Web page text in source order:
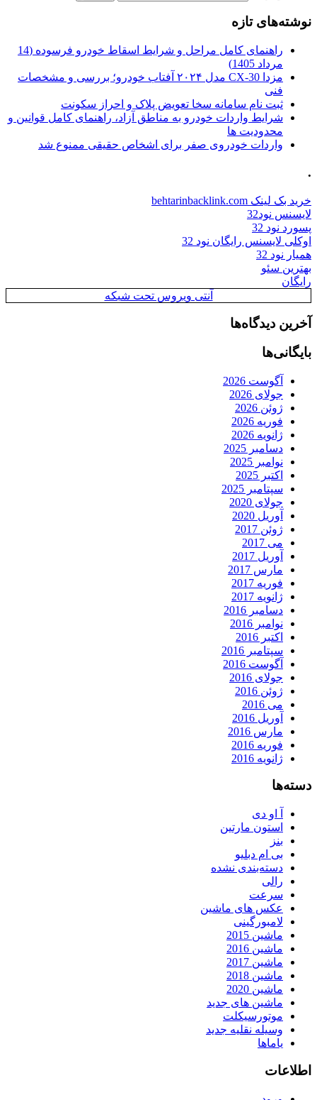
نوشته‌های تازه
راهنمای کامل مراحل و شرایط اسقاط خودرو فرسوده (14
مرداد 1405)
مزدا CX-30 مدل ۲۰۲۴ آفتاب خودرو؛ بررسی و مشخصات
فنی
ثبت نام سامانه سخا تعویض پلاک و احراز سکونت
شرایط واردات خودرو به مناطق آزاد، راهنمای کامل قوانین و
محدودیت ها
واردات خودروی صفر برای اشخاص حقیقی ممنوع شد
.
خرید بک لینک behtarinbacklink.com
لایسنس نود32
پسورد نود 32
اوکلی لایسنس رایگان نود 32
همیار نود 32
بهترین سئو
رایگان
آنتی ویروس تحت شبکه
آخرین دیدگاه‌ها
بایگانی‌ها
آگوست 2026
جولای 2026
ژوئن 2026
فوریه 2026
ژانویه 2026
دسامبر 2025
نوامبر 2025
اکتبر 2025
سپتامبر 2025
جولای 2020
آوریل 2020
ژوئن 2017
می 2017
آوریل 2017
مارس 2017
فوریه 2017
ژانویه 2017
دسامبر 2016
نوامبر 2016
اکتبر 2016
سپتامبر 2016
آگوست 2016
جولای 2016
ژوئن 2016
می 2016
آوریل 2016
مارس 2016
فوریه 2016
ژانویه 2016
دسته‌ها
آ او دی
استون مارتین
بنز
بی ام دبلیو
دسته‌بندی نشده
رالی
سرعت
عکس های ماشین
لامبورگینی
ماشین 2015
ماشین 2016
ماشین 2017
ماشین 2018
ماشین 2020
ماشین های جدید
موتورسیکلت
وسیله نقلیه جدید
یاماها
اطلاعات